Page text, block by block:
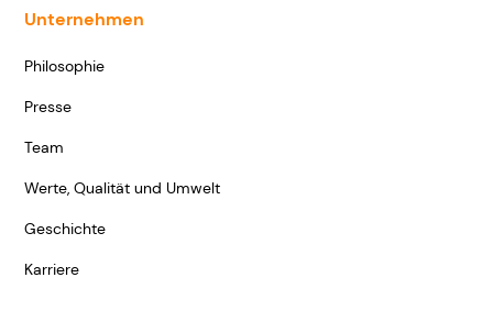
Unternehmen
Philosophie
Presse
Team
Werte, Qualität und Umwelt
Geschichte
Karriere